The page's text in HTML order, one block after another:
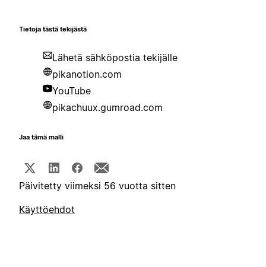
Tietoja tästä tekijästä
Lähetä sähköpostia tekijälle
pikanotion.com
YouTube
pikachuux.gumroad.com
Jaa tämä malli
Päivitetty viimeksi 56 vuotta sitten
Käyttöehdot